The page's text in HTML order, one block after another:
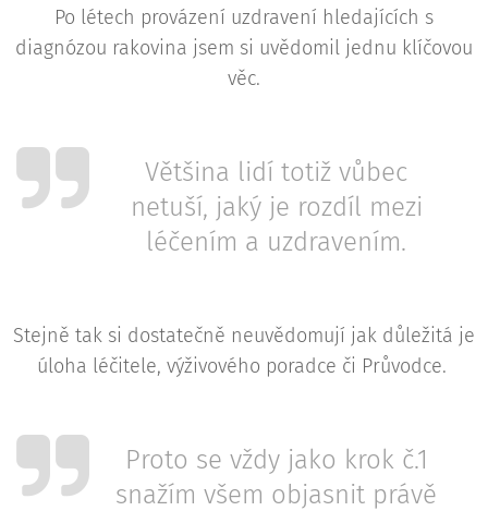
Po létech provázení uzdravení hledajících s
diagnózou rakovina jsem si uvědomil jednu klíčovou
věc.
Většina lidí totiž vůbec
netuší, jaký je rozdíl mezi
léčením a uzdravením.
Stejně tak si dostatečně neuvědomují jak důležitá je
úloha léčitele, výživového poradce či Průvodce.
Proto se vždy jako krok č.1
snažím všem objasnit právě